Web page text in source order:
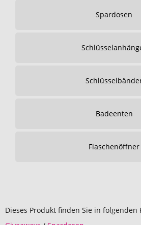
Spardosen
Badeenten
Flaschenöffner
Dieses Produkt finden Sie in folgenden